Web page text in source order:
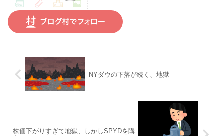
NYダウの下落が続く、地獄
株価下がりすぎて地獄、しかしSPYDを購